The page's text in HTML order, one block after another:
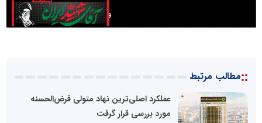
::مطالب مرتبط
عملکرد اصلی‌ترین نهاد متولی قرض‌الحسنه
مورد بررسی قرار گرفت